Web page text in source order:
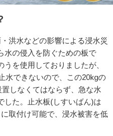
洪水などの影響による浸水災
水の侵入を防ぐための板で
を使用しておりましたが、
水できないので、この20kgの
しなくてはならず、急な水
した。止水板(しすいばん)は
取付け可能で、浸水被害を低